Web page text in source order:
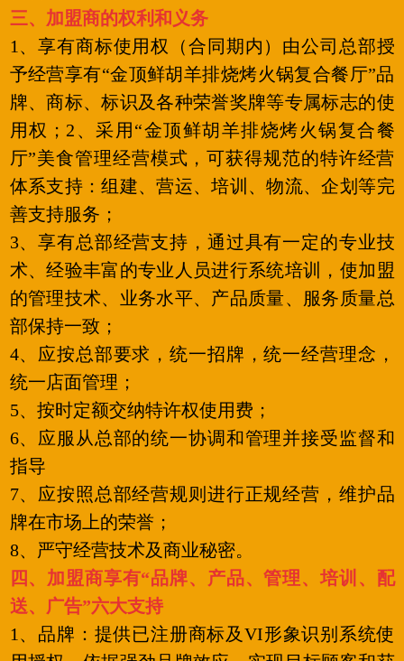
三、加盟商的权利和义务
1、享有商标使用权（合同期内）由公司总部授
予经营享有“金顶鲜胡羊排烧烤火锅复合餐厅”品
牌、商标、标识及各种荣誉奖牌等专属标志的使
用权；2、采用“金顶鲜胡羊排烧烤火锅复合餐
厅”美食管理经营模式，可获得规范的特许经营
体系支持：组建、营运、培训、物流、企划等完
善支持服务；
3、享有总部经营支持，通过具有一定的专业技
术、经验丰富的专业人员进行系统培训，使加盟
的管理技术、业务水平、产品质量、服务质量总
部保持一致；
4、应按总部要求，统一招牌，统一经营理念，
统一店面管理；
5、按时定额交纳特许权使用费；
6、应服从总部的统一协调和管理并接受监督和
指导
7、应按照总部经营规则进行正规经营，维护品
牌在市场上的荣誉；
8、严守经营技术及商业秘密。
四、加盟商享有“品牌、产品、管理、培训、配
送、广告”六大支持
1、品牌：提供已注册商标及VI形象识别系统使